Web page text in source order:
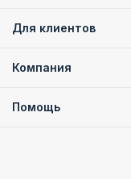
Для клиентов
Компания
Помощь